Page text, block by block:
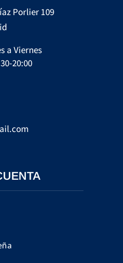
Porlier 109
a Viernes
20:00